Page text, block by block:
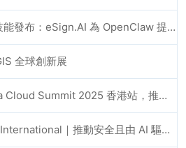
'esign-automation' 技能發布：eSign.AI 為 OpenClaw 提供自動化電子簽名能力
全球創新展
eSign.AI 出席 Alibaba Cloud Summit 2025 香港站，推動 AI 驅動的雲端創新與數位信任發展
eSign.AI × Antelope International｜推動安全且由 AI 驅動的數位化工作流程